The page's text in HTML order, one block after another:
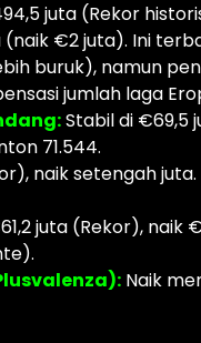
juta (Rekor
(naik €2 juta). Ini
buruk), namun
jumlah laga
Stabil di €69,5
71.544.
naik setengah
juta (Rekor),
Naik